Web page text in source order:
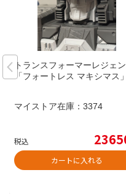
トランスフォーマーレジェ
「フォートレス マキシマス」
マイストア在庫： 3374
税込
カートに入れる